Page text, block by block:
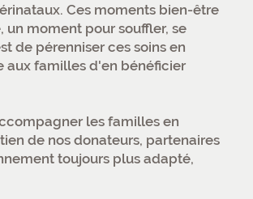
Ces moments bien-être
moment pour souffler, se
de pérenniser ces soins en
aux familles d'en bénéficier
les familles en
de nos donateurs, partenaires
toujours plus adapté,